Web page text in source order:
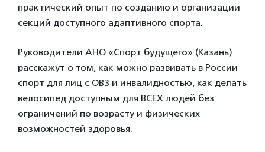
практический опыт по созданию и организации
секций доступного адаптивного спорта.
Руководители АНО «Спорт будущего» (Казань)
расскажут о том, как можно развивать в России
спорт для лиц с ОВЗ и инвалидностью, как делать
велосипед доступным для ВСЕХ людей без
ограничений по возрасту и физических
возможностей здоровья.